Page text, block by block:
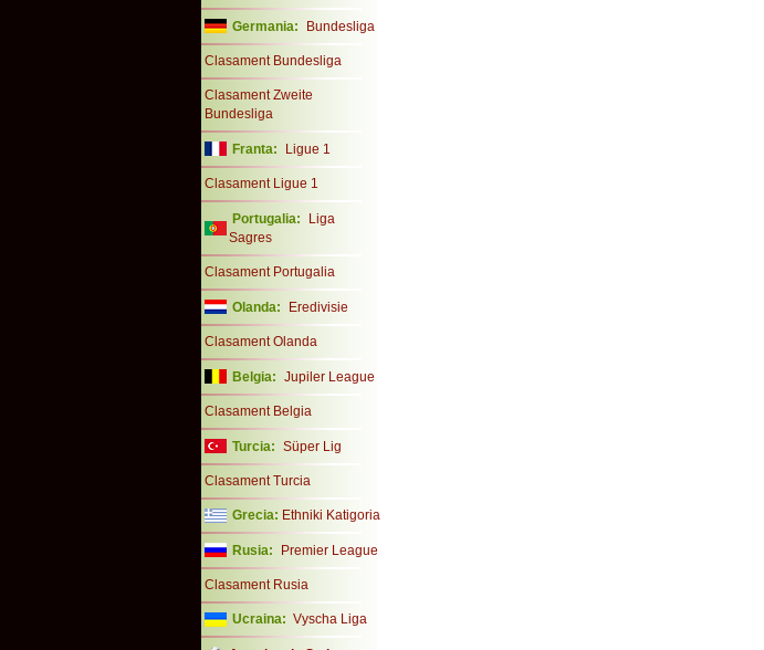
Germania: Bundesliga
Clasament Bundesliga
Clasament Zweite
Bundesliga
Franta: Ligue 1
Clasament Ligue 1
Portugalia:
Liga
Sagres
Clasament Portugalia
Olanda: Eredivisie
Clasament Olanda
Belgia: Jupiler League
Clasament Belgia
Turcia: Süper Lig
Clasament Turcia
Grecia: Ethniki Katigoria
Rusia: Premier League
Clasament Rusia
Ucraina: Vyscha Liga